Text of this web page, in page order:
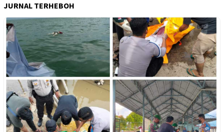
JURNAL TERHEBOH